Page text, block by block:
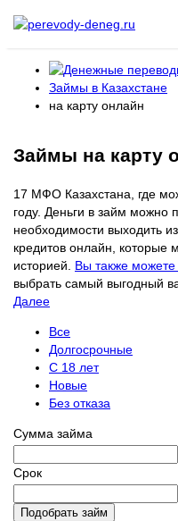
Займы в Казахстане
на карту онлайн
Займы на карту
17 МФО Казахстана, где
году. Деньги в займ можно
необходимости выходить
кредитов онлайн, которые
историей. Вы также можете
выбрать самый выгодный
Далее
Все
Долгосрочные
С 18 лет
Новые
Без отказа
Сумма займа
Срок
Подобрать займ